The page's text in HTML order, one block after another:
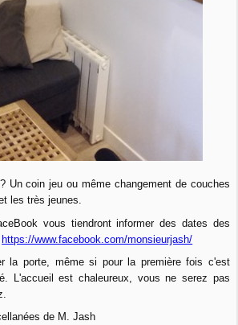
Un coin jeu ou même changement de couches
les très jeunes.
vous tiendront informer des dates des
https://www.facebook.com/monsieurjash/
la porte, même si pour la première fois c'est
L'accueil est chaleureux, vous ne serez pas
de M. Jash